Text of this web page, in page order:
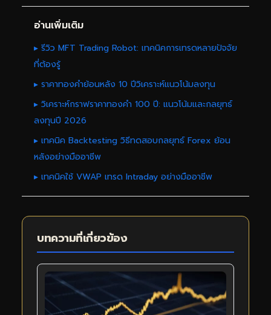
อ่านเพิ่มเติม
▸ รีวิว MFT Trading Robot: เทคนิคการเทรดหลายปัจจัย
ที่ต้องรู้
▸ ราคาทองคำย้อนหลัง 10 ปีวิเคราะห์แนวโน้มลงทุน
▸ วิเคราะห์กราฟราคาทองคำ 100 ปี: แนวโน้มและกลยุทธ์
ลงทุนปี 2026
▸ เทคนิค Backtesting วิธีทดสอบกลยุทธ์ Forex ย้อน
หลังอย่างมืออาชีพ
▸ เทคนิคใช้ VWAP เทรด Intraday อย่างมืออาชีพ
บทความที่เกี่ยวข้อง